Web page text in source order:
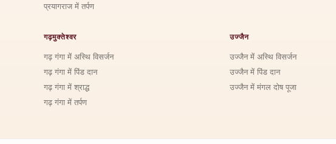
प्रयागराज में तर्पण
गढ़मुक्तेश्वर
गढ़ गंगा में अस्थि विसर्जन
गढ़ गंगा में पिंड दान
गढ़ गंगा में श्राद्ध
गढ़ गंगा में तर्पण
उज्जैन
उज्जैन में अस्थि विसर्जन
उज्जैन में पिंड दान
उज्जैन में मंगल दोष पूजा